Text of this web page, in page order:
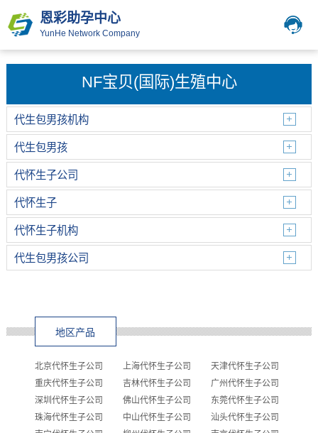
恩彩助孕中心
YunHe Network Company
NF宝贝(国际)生殖中心
代生包男孩机构
代生包男孩
代怀生子公司
代怀生子
代怀生子机构
代生包男孩公司
地区产品
北京代怀生子公司 上海代怀生子公司
天津代怀生子公司
重庆代怀生子公司
吉林代怀生子公司
广州代怀生子公司
深圳代怀生子公司
佛山代怀生子公司
东莞代怀生子公司
珠海代怀生子公司
中山代怀生子公司
汕头代怀生子公司